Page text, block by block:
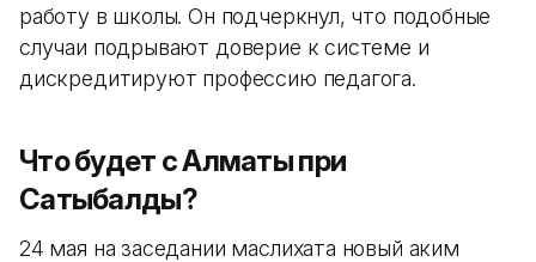
работу в школы. Он подчеркнул, что подобные
случаи подрывают доверие к системе и
дискредитируют профессию педагога.
Что будет с Алматы при
Сатыбалды?
24 мая на заседании маслихата новый аким